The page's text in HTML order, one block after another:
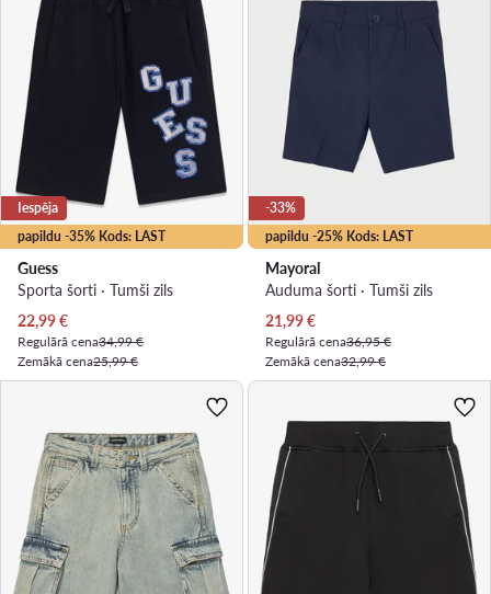
papildu -35% Kods: LAST
Iespēja
Guess
Sporta šorti · Tumši zils
Pašreizējā cena
22,99€
Regulārā cena34,99 €
Zemākā cena25,99 €
papildu -25% Kods: LAST
-33%
Mayoral
Auduma šorti · Tumši zils
Pašreizējā cena
21,99€
Regulārā cena36,95 €
Zemākā cena32,99 €